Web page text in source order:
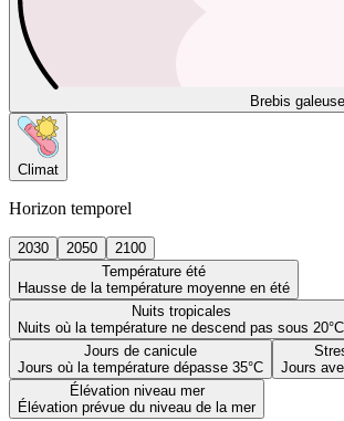
Brebis
Climat
Horizon temporel
2030 2050
2100
Température été
Hausse de la température moyenne en été
Nuits tropicales
Nuits où la température ne descend pas sous 20°C
Jours de canicule
Jours où la température dépasse 35°C
Jours
Élévation niveau mer
Élévation prévue du niveau de la mer